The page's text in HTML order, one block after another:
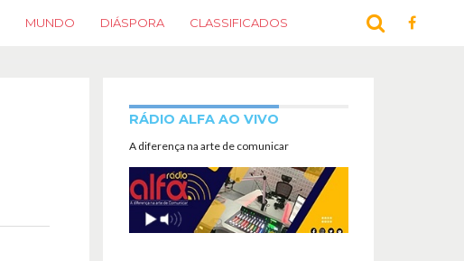
MUNDO DIÁSPORA CLASSIFICADOS
RÁDIO ALFA AO VIVO
A diferença na arte de comunicar